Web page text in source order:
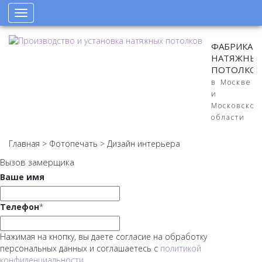
Toggle
navigation
ФАБРИКА
НАТЯЖНЫХ
ПОТОЛКОВ
в Москве
и
Московской
области
Главная > Фотопечать > Дизайн интерьера
Вызов замерщика
Ваше имя
Телефон*
Нажимая на кнопку, вы даете согласие на обработку
персональных данных и соглашаетесь с политикой